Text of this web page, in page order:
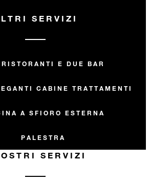
SERVIZI
E DUE BAR
CABINE TRATTAMENTI
A SFIORO ESTERNA
PALESTRA
SERVIZI